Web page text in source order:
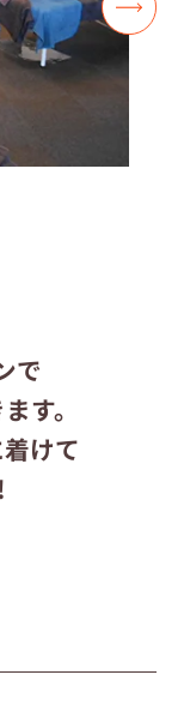
で
す。
けて